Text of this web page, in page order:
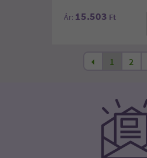
Ár: 15.503 Ft
1 2